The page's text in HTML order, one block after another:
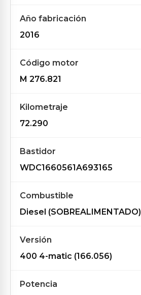
Año fabricación
2016
Código motor
M 276.821
Kilometraje
72.290
Bastidor
WDC1660561A693165
Combustible
Diesel (SOBREALIMENTADO)
Versión
400 4-matic (166.056)
Potencia